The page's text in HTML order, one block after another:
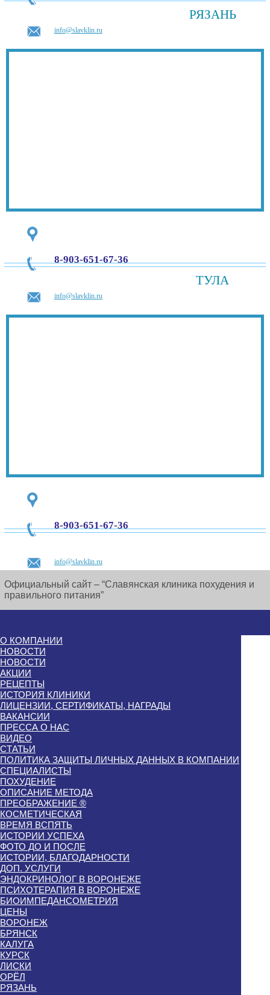
info@slavklin.ru
РЯЗАНЬ
8-903-651-67-36
info@slavklin.ru
ТУЛА
8-903-651-67-36
info@slavklin.ru
Официальный сайт – “Славянская клиника похудения и
правильного питания”
О КОМПАНИИ
НОВОСТИ
НОВОСТИ
АКЦИИ
РЕЦЕПТЫ
ИСТОРИЯ КЛИНИКИ
ЛИЦЕНЗИИ, СЕРТИФИКАТЫ, НАГРАДЫ
ВАКАНСИИ
ПРЕССА О НАС
ВИДЕО
СТАТЬИ
ПОЛИТИКА ЗАЩИТЫ ЛИЧНЫХ ДАННЫХ В КОМПАНИИ
СПЕЦИАЛИСТЫ
ПОХУДЕНИЕ
ОПИСАНИЕ МЕТОДА
ПРЕОБРАЖЕНИЕ ®
КОСМЕТИЧЕСКАЯ
ВРЕМЯ ВСПЯТЬ
ИСТОРИИ УСПЕХА
ФОТО ДО И ПОСЛЕ
ИСТОРИИ, БЛАГОДАРНОСТИ
ДОП. УСЛУГИ
ЭНДОКРИНОЛОГ В ВОРОНЕЖЕ
ПСИХОТЕРАПИЯ В ВОРОНЕЖЕ
БИОИМПЕДАНСОМЕТРИЯ
ЦЕНЫ
ВОРОНЕЖ
БРЯНСК
КАЛУГА
КУРСК
ЛИСКИ
ОРЁЛ
РЯЗАНЬ